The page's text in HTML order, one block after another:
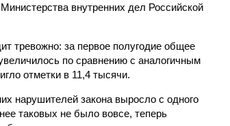
внутренних дел Российской
тревожно: за первое полугодие общее
по сравнению с аналогичным
отметки в 11,4 тысячи.
нарушителей закона выросло с одного
таковых не было вовсе, теперь